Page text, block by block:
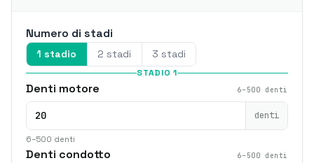
Numero di stadi
1 stadio 2 stadi 3 stadi
STADIO 1
Denti motore 6–500 denti
denti
6–500 denti
Denti condotto 6–500 denti